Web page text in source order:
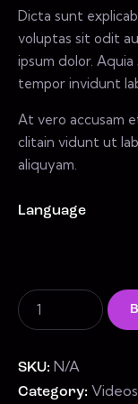
Dicta sunt
voluptas sit odit
ipsum dolor.
tempor invidunt
At vero accusam
clitain vidunt ut
aliquyam.
Language
SKU: N/A
Category: Videos